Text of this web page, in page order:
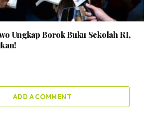
Ungkap Borok Buku Sekolah RI,
ADD A COMMENT